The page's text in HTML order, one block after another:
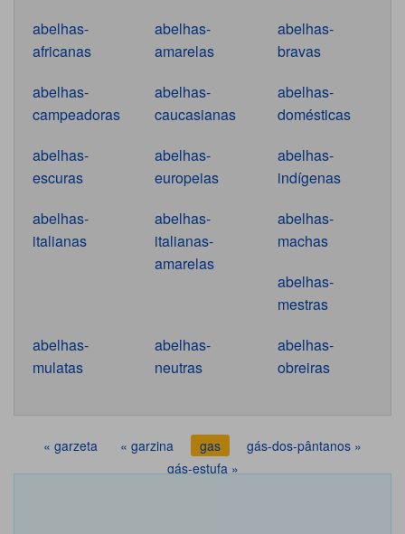
abelhas-
africanas
abelhas-
amarelas
abelhas-
bravas
abelhas-
campeadoras
abelhas-
caucasianas
abelhas-
domésticas
abelhas-
escuras
abelhas-
europeias
abelhas-
indígenas
abelhas-
italianas
abelhas-
italianas-
amarelas
abelhas-
machas
abelhas-
mestras
abelhas-
mulatas
abelhas-
neutras
abelhas-
obreiras
« garzeta « garzina gas
gás-dos-pântanos »
gás-estufa »